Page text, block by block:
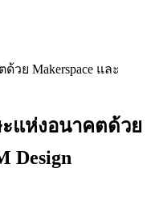
ย Makerspace และ
ะแห่งอนาคตด้วย
Design